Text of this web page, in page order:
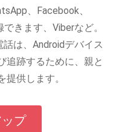
、Facebook、
きます、Viberなど。
話は、Androidデバイス
追跡するために、親と
提供します。
プ